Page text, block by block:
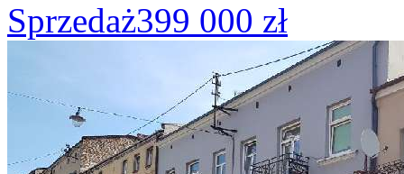
Sprzedaż399 000 zł